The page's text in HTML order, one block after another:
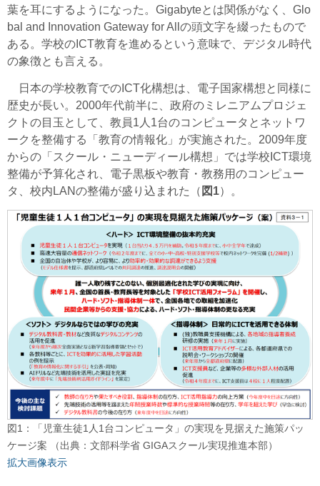
葉を耳にするようになった。Gigabyteとは関係がなく、Glo
bal and Innovation Gateway for Allの頭文字を綴ったもので
ある。学校のICT教育を進めるという意味で、デジタル時代
の象徴とも言える。
日本の学校教育でのICT化構想は、電子国家構想と同様に
歴史が長い。2000年代前半に、政府のミレニアムプロジェ
クトの目玉として、教員1人1台のコンピュータとネットワ
ークを整備する「教育の情報化」が実施された。2009年度
からの「スクール・ニューディール構想」では学校ICT環境
整備が予算化され、電子黒板や教育・教務用のコンピュー
タ、校内LANの整備が盛り込まれた（ 図1）。
図1：「児童生徒1人1台コンピュータ」の実現を見据えた施策パッ
ケージ案 （出典：文部科学省 GIGAスクール実現推進本部）
拡大画像表示